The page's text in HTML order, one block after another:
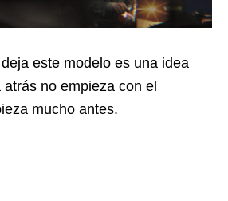
este modelo es una idea
no empieza con el
mucho antes.